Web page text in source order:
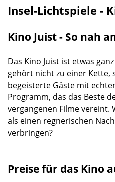
Insel-Lichtspiele -
Kino Juist - So nah
Das Kino Juist ist etwas
gehört nicht zu einer Kette,
begeisterte Gäste mit
Programm, das das Beste
vergangenen Filme vereint.
als einen regnerischen
verbringen?
Preise für das Kino